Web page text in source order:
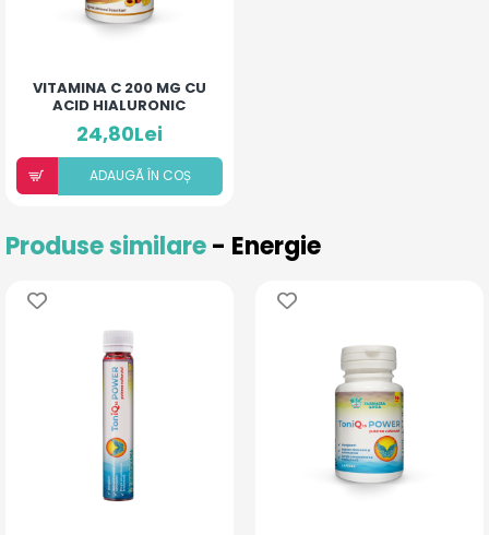
VITAMINA C 200 MG CU
ACID HIALURONIC
(AROMĂ PIERSICĂ ȘI
MANGO) X 30CP
24,80Lei
ADAUGÃ ÎN COȘ
Produse similare- Energie